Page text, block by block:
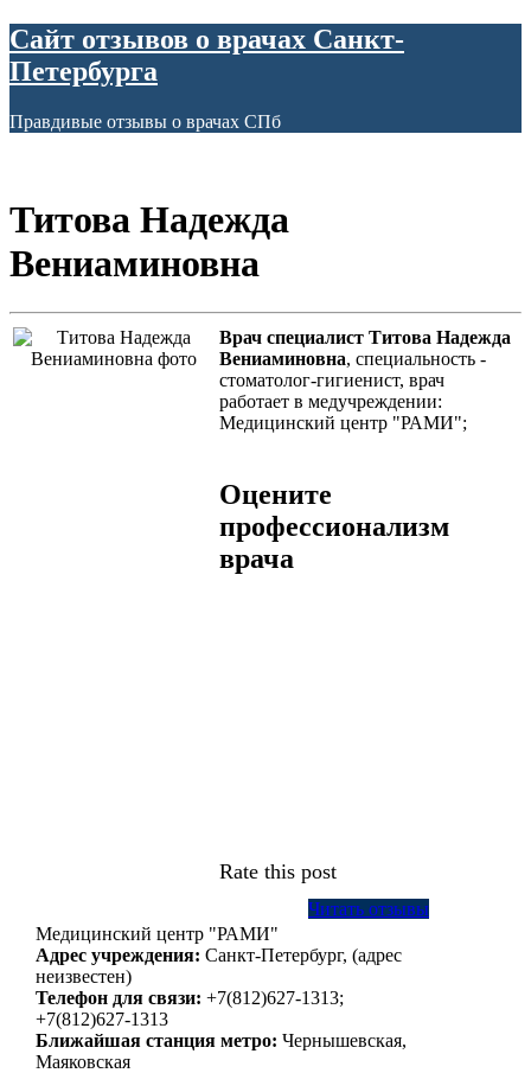
Сайт отзывов о врачах Санкт-
Петербурга
Правдивые отзывы о врачах СПб
Титова Надежда
Вениаминовна
Врач специалист Титова Надежда
Вениаминовна, специальность -
стоматолог-гигиенист, врач
работает в медучреждении:
Медицинский центр "РАМИ";
Оцените
профессионализм
врача
Rate this post
Читать отзывы
Медицинский центр "РАМИ"
Адрес учреждения: Санкт-Петербург, (адрес
неизвестен)
Телефон для связи: +7(812)627-1313;
+7(812)627-1313
Ближайшая станция метро: Чернышевская,
Маяковская